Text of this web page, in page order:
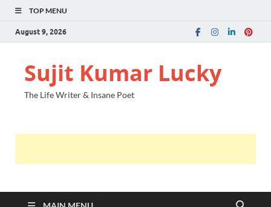
TOP MENU
August 9, 2026
Sujit Kumar Lucky
The Life Writer & Insane Poet